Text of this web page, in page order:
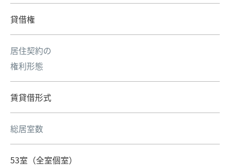
貸借権
居住契約の
権利形態
賃貸借形式
総居室数
53室（全室個室）